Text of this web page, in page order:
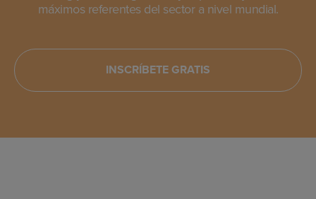
máximos referentes del sector a nivel mundial.
INSCRÍBETE GRATIS